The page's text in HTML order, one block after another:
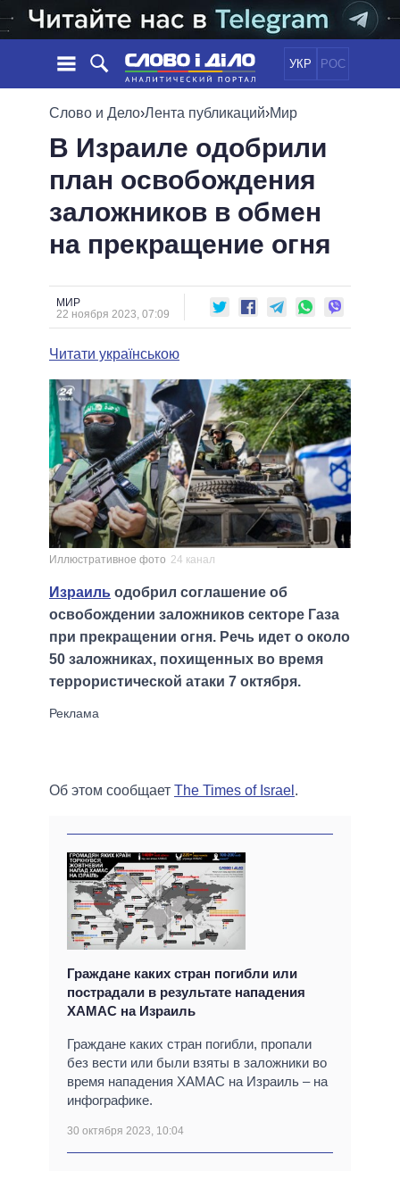
УКР РОС
НОВОСТИ
ЛЕНТА
СОБЫТИЯ
СТАТЬИ
ОБЗОРЫ
ДАЙДЖЕСТЫ
ПОЛИТИКА
ЭКОНОМИКА
ОБЩЕСТВО
ОБЕЩАНИЯ
ПОЛИТИКИ
ПРЕЗИДЕНТ И ОФИС
ВЕРХОВНАЯ РАДА
КАБИНЕТ МИНИСТРОВ
МЭРЫ
ВСЕ ПЕРСОНЫ
ПОДДЕРЖАТЬ
СРАВНЕНИЕ ПОЛИТИКОВ
Слово и Дело›Лента публикаций›Мир
В Израиле одобрили
план освобождения
заложников в обмен
на прекращение огня
МИР
22 ноября 2023, 07:09
Читати українською
Иллюстративное фото 24 канал
Израиль одобрил соглашение об
освобождении заложников секторе Газа
при прекращении огня. Речь идет о около
50 заложниках, похищенных во время
террористической атаки 7 октября.
Об этом сообщает The Times of Israel .
Граждане каких стран погибли или
пострадали в результате нападения
ХАМАС на Израиль
Граждане каких стран погибли, пропали
без вести или были взяты в заложники во
время нападения ХАМАС на Израиль – на
инфографике.
30 октября 2023, 10:04